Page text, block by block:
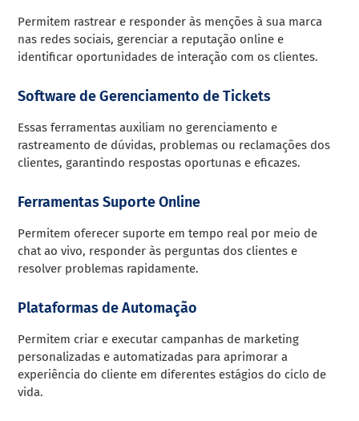
Permitem rastrear e responder às menções à sua marca
nas redes sociais, gerenciar a reputação online e
identificar oportunidades de interação com os clientes.
Software de Gerenciamento de Tickets
Essas ferramentas auxiliam no gerenciamento e
rastreamento de dúvidas, problemas ou reclamações dos
clientes, garantindo respostas oportunas e eficazes.
Ferramentas Suporte Online
Permitem oferecer suporte em tempo real por meio de
chat ao vivo, responder às perguntas dos clientes e
resolver problemas rapidamente.
Plataformas de Automação
Permitem criar e executar campanhas de marketing
personalizadas e automatizadas para aprimorar a
experiência do cliente em diferentes estágios do ciclo de
vida.